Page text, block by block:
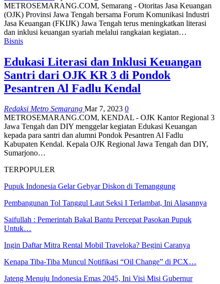
METROSEMARANG.COM, Semarang - Otoritas Jasa Keuangan
(OJK) Provinsi Jawa Tengah bersama Forum Komunikasi Industri
Jasa Keuangan (FKIJK) Jawa Tengah terus meningkatkan literasi
dan inklusi keuangan syariah melalui rangkaian kegiatan…
Bisnis
Edukasi Literasi dan Inklusi Keuangan
Santri dari OJK KR 3 di Pondok
Pesantren Al Fadlu Kendal
Redaksi Metro Semarang Mar 7, 2023 0
METROSEMARANG.COM, KENDAL - OJK Kantor Regional 3
Jawa Tengah dan DIY menggelar kegiatan Edukasi Keuangan
kepada para santri dan alumni Pondok Pesantren Al Fadlu
Kabupaten Kendal. Kepala OJK Regional Jawa Tengah dan DIY,
Sumarjono…
TERPOPULER
Pupuk Indonesia Gelar Gebyar Diskon di Temanggung
Pembangunan Tol Tanggul Laut Seksi I Terlambat, Ini Alasannya
Saifullah : Pemerintah Bakal Bantu Percepat Pasokan Pupuk
Untuk…
Ingin Daftar Mitra Rental Mobil Traveloka? Begini Caranya
Kenapa Tiba-Tiba Muncul Notifikasi “Oil Change” di PCX…
Jateng Menuju Indonesia Emas 2045, Ini Visi Misi Gubernur